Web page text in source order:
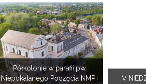
Półkolonie w parafii pw.
Niepokalanego Poczęcia NMP i
V